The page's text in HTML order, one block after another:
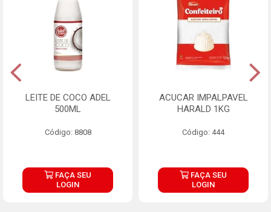
LEITE DE COCO ADEL
500ML
Código: 8808
FAÇA SEU
LOGIN
ACUCAR IMPALPAVEL
HARALD 1KG
Código: 444
FAÇA SEU
LOGIN